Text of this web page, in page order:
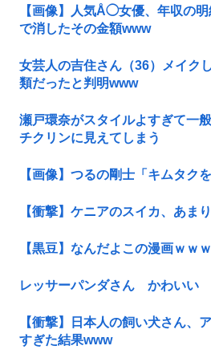
【画像】人気Å◯女優、年収の
で消したその金額www
女芸人の吉住さん（36）メイク
類だったと判明www
瀬戸環奈がスタイルよすぎて一
チクリンに見えてしまう
【画像】つるの剛士「キムタク
【衝撃】ケニアのスイカ、あま
【黒豆】なんだよこの漫画ｗｗｗ
レッサーパンダさん かわいい
【衝撃】日本人の飼い犬さん、
すぎた結果www